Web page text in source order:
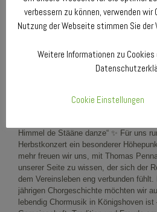
verbessern zu können, verwenden wir
Nutzung der Webseite stimmen Sie der
Weitere Informationen zu
Cookie Einstellungen